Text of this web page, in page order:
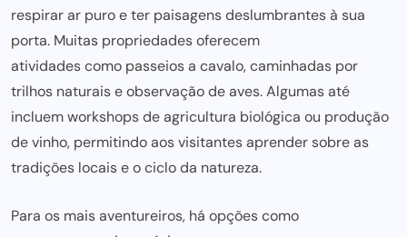
respirar ar puro e ter paisagens deslumbrantes à sua
porta. Muitas propriedades oferecem
atividades como passeios a cavalo, caminhadas por
trilhos naturais e observação de aves. Algumas até
incluem workshops de agricultura biológica ou produção
de vinho, permitindo aos visitantes aprender sobre as
tradições locais e o ciclo da natureza.
Para os mais aventureiros, há opções como